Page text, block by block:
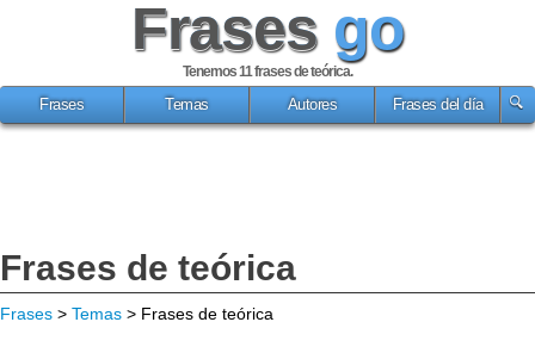
Frases go
Tenemos 11frases de teórica.
Frases
Temas Autores Frases del día
Frases de teórica
Frases > Temas > Frases de teórica